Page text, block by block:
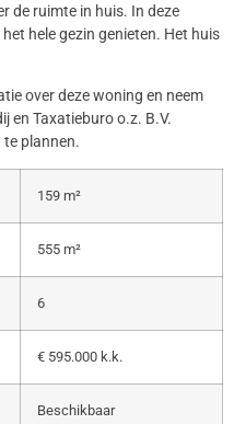
de ruimte in huis. In deze
hele gezin genieten. Het huis
over deze woning en neem
en Taxatieburo o.z. B.V.
te plannen.
159 m²
555 m²
6
€ 595.000 k.k.
Beschikbaar